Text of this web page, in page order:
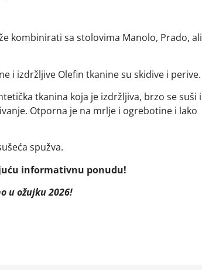
kombinirati sa stolovima Manolo, Prado, ali
i izdržljive Olefin tkanine su skidive i perive.
tkanina koja je izdržljiva, brzo se suši i
Otporna je na mrlje i ogrebotine i lako
spužva.
informativnu ponudu!
u ožujku 2026!